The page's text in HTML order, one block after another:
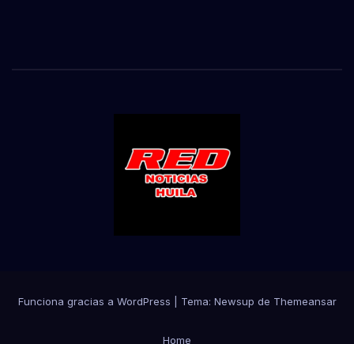
Funciona gracias a WordPress Tema: Newsup de Themeansar
Home